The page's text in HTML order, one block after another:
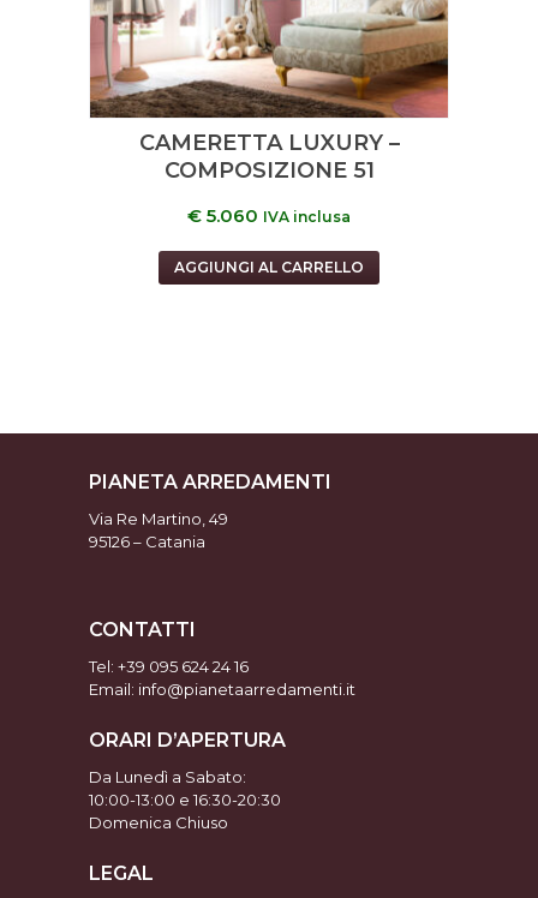
CAMERETTA LUXURY –
COMPOSIZIONE 51
€ 5.060 IVA inclusa
AGGIUNGI AL CARRELLO
PIANETA ARREDAMENTI
Via Re Martino, 49
95126 – Catania
CONTATTI
Tel: +39 095 624 24 16
Email: info@pianetaarredamenti.it
ORARI D’APERTURA
Da Lunedì a Sabato:
10:00-13:00 e 16:30-20:30
Domenica Chiuso
LEGAL